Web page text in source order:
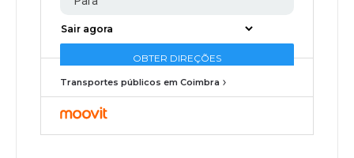
Transportes públicos em Coimbra